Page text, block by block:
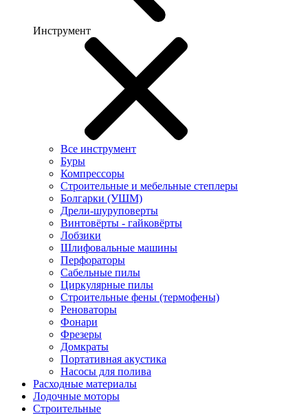
Инструмент
Все инструмент
Буры
Компрессоры
Строительные и мебельные степлеры
Болгарки (УШМ)
Дрели-шуруповерты
Винтовёрты - гайковёрты
Лобзики
Шлифовальные машины
Перфораторы
Сабельные пилы
Циркулярные пилы
Строительные фены (термофены)
Реноваторы
Фонари
Фрезеры
Домкраты
Портативная акустика
Насосы для полива
Расходные материалы
Лодочные моторы
Строительные